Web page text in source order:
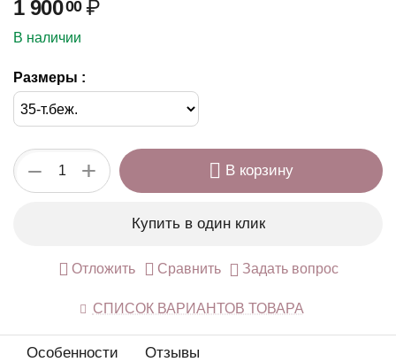
1 90000 ₽
В наличии
Размеры :
+
− В корзину
Купить в один клик
Отложить Сравнить Задать вопрос
СПИСОК ВАРИАНТОВ ТОВАРА
Особенности Отзывы